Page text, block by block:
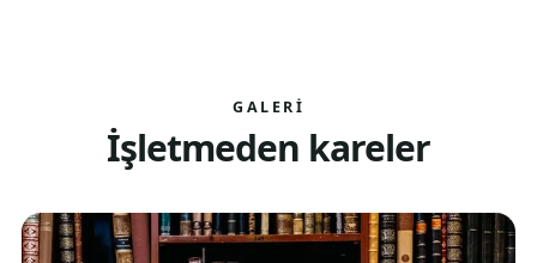
GALERI
İşletmeden kareler